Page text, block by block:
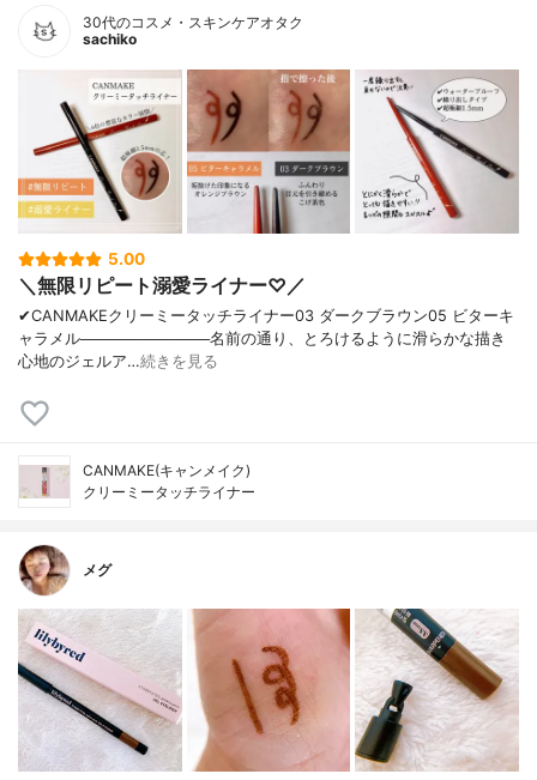
30代のコスメ・スキンケアオタク
sachiko
5.00
＼無限リピート溺愛ライナー♡／
✔︎CANMAKEクリーミータッチライナー03 ダークブラウン05 ビターキ
ャラメル────────────名前の通り、とろけるように滑らかな描き
心地のジェルア…続きを見る
CANMAKE(キャンメイク)
クリーミータッチライナー
メグ